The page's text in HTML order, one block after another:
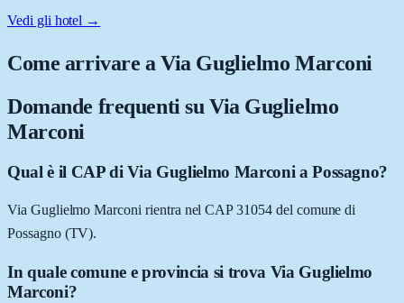
Vedi gli hotel →
Come arrivare aVia Guglielmo Marconi
Domande frequenti su Via Guglielmo
Marconi
Qual è il CAP di Via Guglielmo Marconi a Possagno?
Via Guglielmo Marconi rientra nel CAP 31054 del comune di
Possagno (TV).
In quale comune e provincia si trova Via Guglielmo
Marconi?